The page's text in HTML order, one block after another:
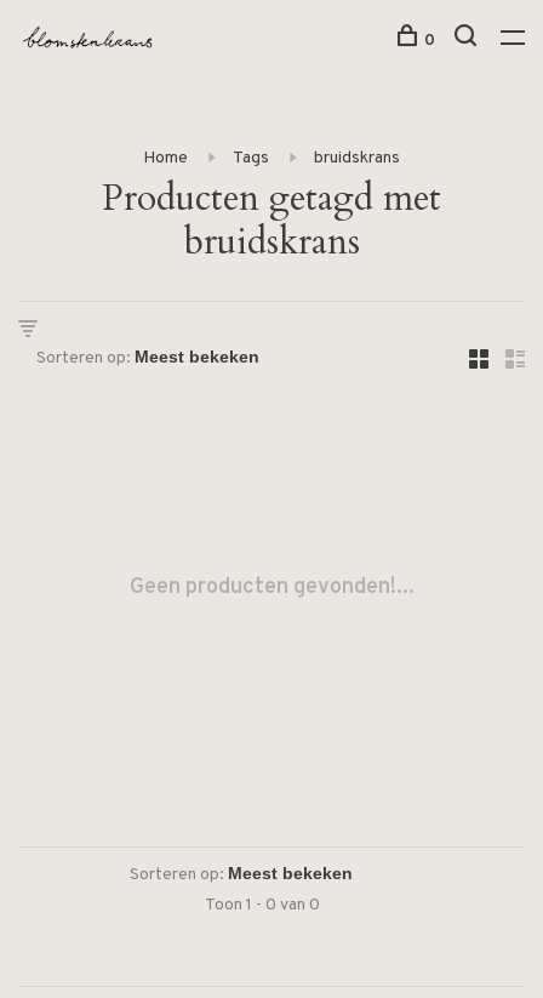
0
Home Tags bruidskrans
Producten getagd met
bruidskrans
Sorteren op:
Geen producten gevonden!...
Sorteren op:
Toon 1 - 0 van 0